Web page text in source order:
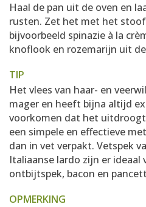
Haal de pan uit de oven en
rusten. Zet het met het
bijvoorbeeld spinazie à la
knoflook en rozemarijn uit
TIP
Het vlees van haar- en
mager en heeft bijna altijd
voorkomen dat het
een simpele en effectieve
dan in vet verpakt. Vetspek
Italiaanse lardo zijn er ideaal
ontbijtspek, bacon en
OPMERKING